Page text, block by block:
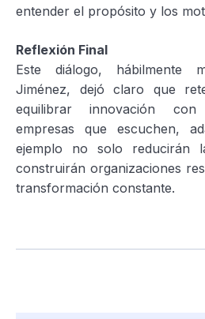
entender el propósito y los
Reflexión Final
Este diálogo, hábilmente
Jiménez, dejó claro que
equilibrar innovación con
empresas que escuchen,
ejemplo no solo reducirán
construirán organizaciones
transformación constante.